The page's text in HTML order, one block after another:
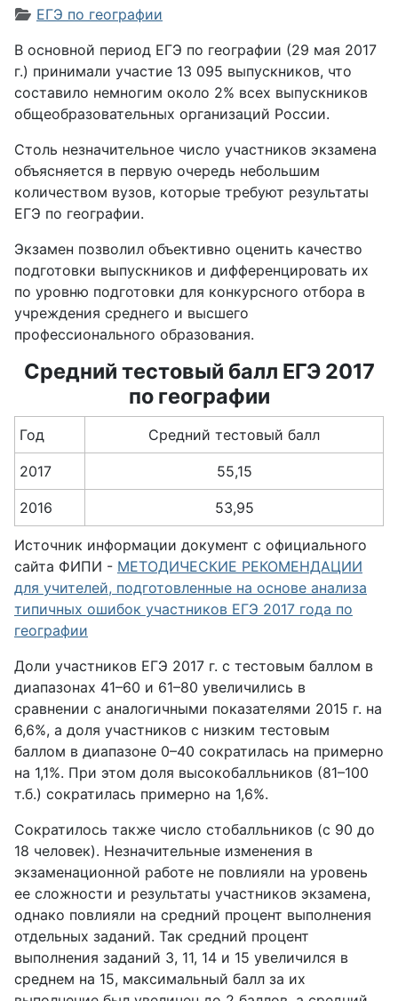
Информация о материале
ЕГЭ по географии
В основной период ЕГЭ по географии (29 мая 2017
г.) принимали участие 13 095 выпускников, что
составило немногим около 2% всех выпускников
общеобразовательных организаций России.
Столь незначительное число участников экзамена
объясняется в первую очередь небольшим
количеством вузов, которые требуют результаты
ЕГЭ по географии.
Экзамен позволил объективно оценить качество
подготовки выпускников и дифференцировать их
по уровню подготовки для конкурсного отбора в
учреждения среднего и высшего
профессионального образования.
Средний тестовый балл ЕГЭ 2017
по географии
Год Средний тестовый балл
2017 55,15
2016 53,95
Источник информации документ с официального
сайта ФИПИ - МЕТОДИЧЕСКИЕ РЕКОМЕНДАЦИИ
для учителей, подготовленные на основе анализа
типичных ошибок участников ЕГЭ 2017 года по
географии
Доли участников ЕГЭ 2017 г. с тестовым баллом в
диапазонах 41–60 и 61–80 увеличились в
сравнении с аналогичными показателями 2015 г. на
6,6%, а доля участников с низким тестовым
баллом в диапазоне 0–40 сократилась на примерно
на 1,1%. При этом доля высокобалльников (81–100
т.б.) сократилась примерно на 1,6%.
Сократилось также число стобалльников (с 90 до
18 человек). Незначительные изменения в
экзаменационной работе не повлияли на уровень
ее сложности и результаты участников экзамена,
однако повлияли на средний процент выполнения
отдельных заданий. Так средний процент
выполнения заданий 3, 11, 14 и 15 увеличился в
среднем на 15, максимальный балл за их